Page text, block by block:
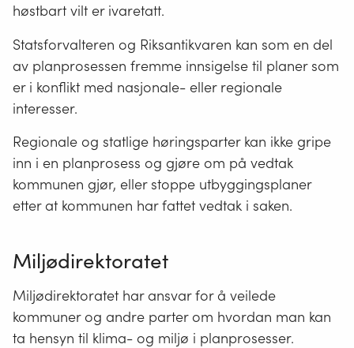
høstbart vilt er ivaretatt.
Statsforvalteren og Riksantikvaren kan som en del
av planprosessen fremme innsigelse til planer som
er i konflikt med nasjonale- eller regionale
interesser.
Regionale og statlige høringsparter kan ikke gripe
inn i en planprosess og gjøre om på vedtak
kommunen gjør, eller stoppe utbyggingsplaner
etter at kommunen har fattet vedtak i saken.
Miljødirektoratet
Miljødirektoratet har ansvar for å veilede
kommuner og andre parter om hvordan man kan
ta hensyn til klima- og miljø i planprosesser.